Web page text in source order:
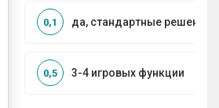
да, стандартные решения
0,1
3-4 игровых функции
0,5